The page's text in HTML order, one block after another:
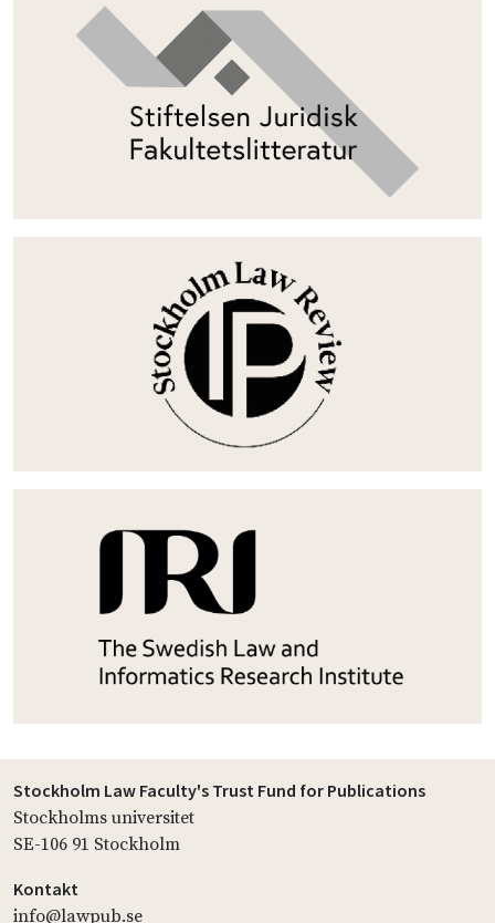
Stockholm Law Faculty's Trust Fund for Publications
Stockholms universitet
SE-106 91 Stockholm
Kontakt
info@lawpub.se